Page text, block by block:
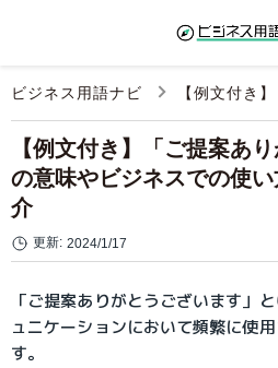
ビジネス用語ナビ 【例文付き
【例文付き】「ご提案あ
の意味やビジネスでの使
介
更新: 2024/1/17
「ご提案ありがとうございます」
ュニケーションにおいて頻繁に使
す。